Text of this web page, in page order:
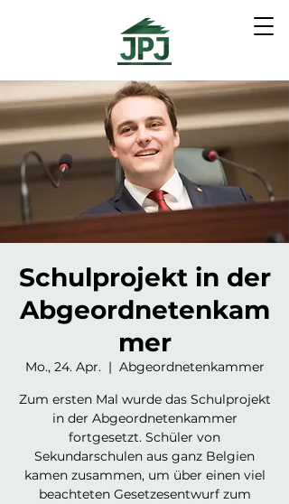
Schulprojekt in der
Abgeordnetenkam
mer
Mo., 24. Apr.
  |
Abgeordnetenkammer
Zum ersten Mal wurde das Schulprojekt
in der Abgeordnetenkammer
fortgesetzt. Schüler von
Sekundarschulen aus ganz Belgien
kamen zusammen, um über einen viel
beachteten Gesetzesentwurf zum